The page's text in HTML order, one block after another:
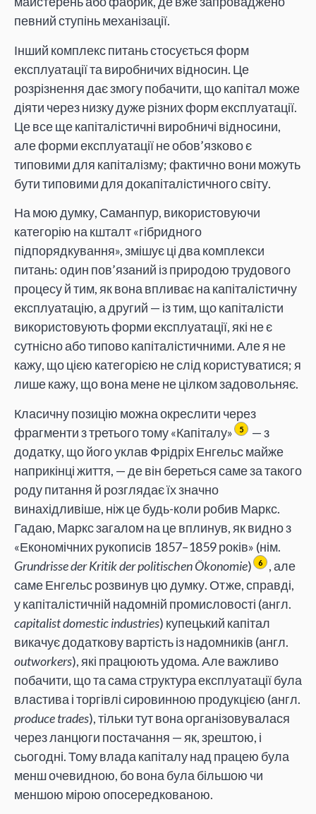
певний ступінь механізації.
Інший комплекс питань стосується форм
експлуатації та виробничих відносин. Це
розрізнення дає змогу побачити, що капітал може
діяти через низку дуже різних форм експлуатації.
Це все ще капіталістичні виробничі відносини,
але форми експлуатації не обов’язково є
типовими для капіталізму; фактично вони можуть
бути типовими для докапіталістичного світу.
На мою думку, Саманпур, використовуючи
категорію на кшталт «гібридного
підпорядкування», змішує ці два комплекси
питань: один пов’язаний із природою трудового
процесу й тим, як вона впливає на капіталістичну
експлуатацію, а другий — із тим, що капіталісти
використовують форми експлуатації, які не є
сутнісно або типово капіталістичними. Але я не
кажу, що цією категорією не слід користуватися; я
лише кажу, що вона мене не цілком задовольняє.
Класичну позицію можна окреслити через
фрагменти з третього тому «Капіталу»
5
— з
додатку, що його уклав Фрідріх Енгельс майже
наприкінці життя, — де він береться саме за такого
роду питання й розглядає їх значно
винахідливіше, ніж це будь-коли робив Маркс.
Гадаю, Маркс загалом на це вплинув, як видно з
«Економічних рукописів 1857–1859 років» (нім.
Grundrisse der Kritik der politischen Ökonomie) 6
, але
саме Енгельс розвинув цю думку. Отже, справді,
у капіталістичній надомній промисловості (англ.
capitalist domestic industries) купецький капітал
викачує додаткову вартість із надомників (англ.
outworkers), які працюють удома. Але важливо
побачити, що та сама структура експлуатації була
властива і торгівлі сировинною продукцією (англ.
produce trades), тільки тут вона організовувалася
через ланцюги постачання — як, зрештою, і
сьогодні. Тому влада капіталу над працею була
менш очевидною, бо вона була більшою чи
меншою мірою опосередкованою.